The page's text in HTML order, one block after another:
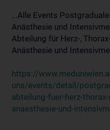
...Alle Events
Anästhesie und
Abteilung für Herz-,
Anästhesie und
https://
uns/events/detail/
abteilung-fuer-herz-
anaesthesie-und-